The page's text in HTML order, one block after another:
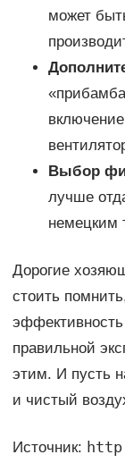
может
Выбор
лучше
немецким
Дорогие
стоить
правильной
этим. И пусть
и чистый
Источник: